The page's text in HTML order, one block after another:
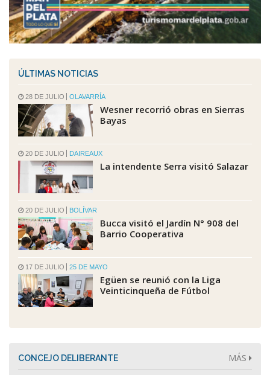
ÚLTIMAS NOTICIAS
28 DE JULIO OLAVARRÍA
Wesner recorrió obras en Sierras
Bayas
20 DE JULIO DAIREAUX
La intendente Serra visitó Salazar
20 DE JULIO BOLÍVAR
Bucca visitó el Jardín N° 908 del
Barrio Cooperativa
17 DE JULIO 25 DE MAYO
Egüen se reunió con la Liga
Veinticinqueña de Fútbol
CONCEJO DELIBERANTE MÁS